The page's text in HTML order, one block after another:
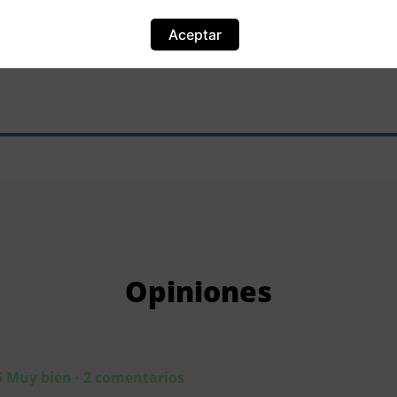
Nº 4, Urbanización La Gaviota, Piso 01, Pta. 14, 04638
Opiniones
Muy bien · 2 comentarios
Aceptar